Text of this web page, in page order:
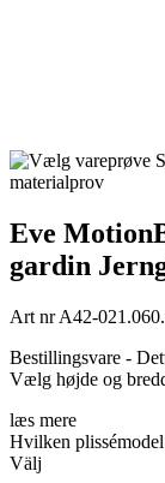
materialprov
Eve
gardin
Art nrA42-
Bestillingsvare -
Vælg højde og
læs mere
Hvilken
Välj